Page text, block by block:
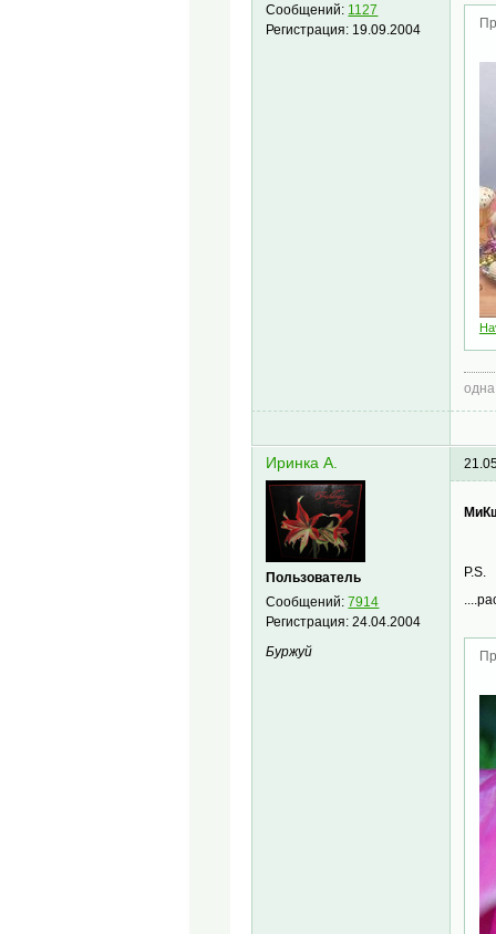
Сообщений: 1127
Регистрация: 19.09.2004
Иринка A.
Пользователь
Сообщений:7914
Регистрация:24.04.2004
Буржуй
P.S.